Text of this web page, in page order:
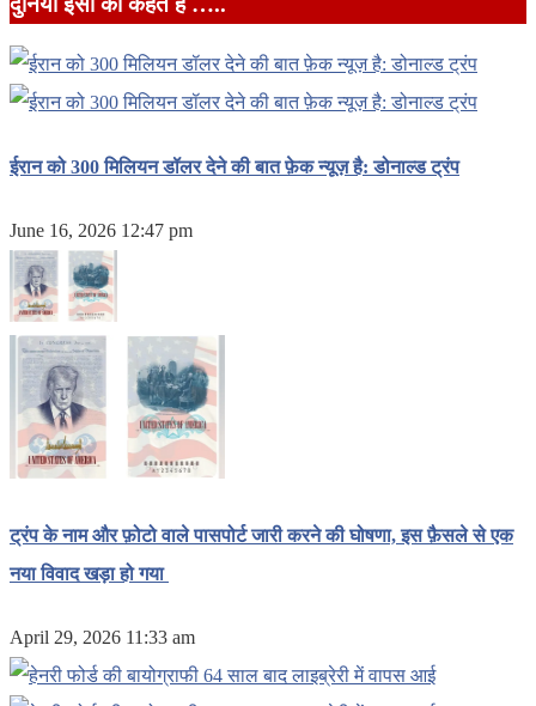
ईरान को 300 मिलियन डॉलर देने की बात फ़ेक न्यूज़ है: डोनाल्ड ट्रंप
June 16, 2026 12:47 pm
ट्रंप के नाम और फ़ोटो वाले पासपोर्ट जारी करने की घोषणा, इस फ़ैसले से एक
नया विवाद खड़ा हो गया
April 29, 2026 11:33 am